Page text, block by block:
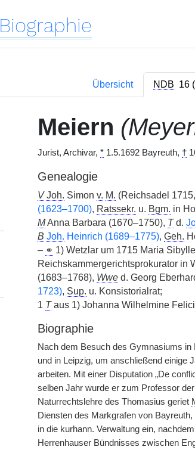
Biographie
Übersicht NDB 16
Meiern
Jurist, Archivar, *1.5.1692 Bayreuth, †
Genealogie
V Joh. Simon v. M. (Reichsadel
(1623–1700), Ratssekr. u. Bgm. in
MAnna Barbara (1670–1750), Td.
B Joh. Heinrich (1689–1775), Geh.
– ⚭ 1) Wetzlar um 1715 Maria
Reichskammergerichtsprokurator in
(1683–1768), Wwed. Georg
1723), Sup. u. Konsistorialrat;
1 Taus 1) Johanna Wilhelmine
Biographie
Nach dem Besuch des Gymnasiums in
und in Leipzig, um anschließend einige
arbeiten. Mit einer Disputation „De
selben Jahr wurde er zum Professor
Naturrechtslehre des Thomasius geriet
Diensten des Markgrafen von
in die kurhann. Verwaltung ein,
Herrenhauser Bündnisses zwischen